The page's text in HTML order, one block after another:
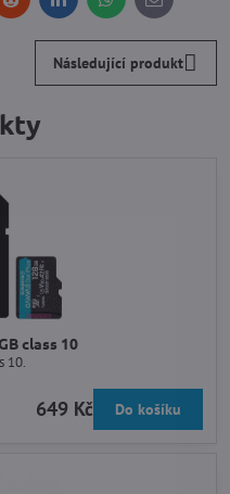
Reddit LinkedInWhatsApp
E-
mail
Následující produkt
class 10
10.
649 Kč Do košíku